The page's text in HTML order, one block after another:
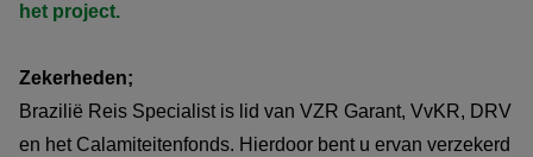
het project.
Zekerheden;
Brazilië Reis Specialist is lid van VZR Garant, VvKR, DRV
en het Calamiteitenfonds. Hierdoor bent u ervan verzekerd